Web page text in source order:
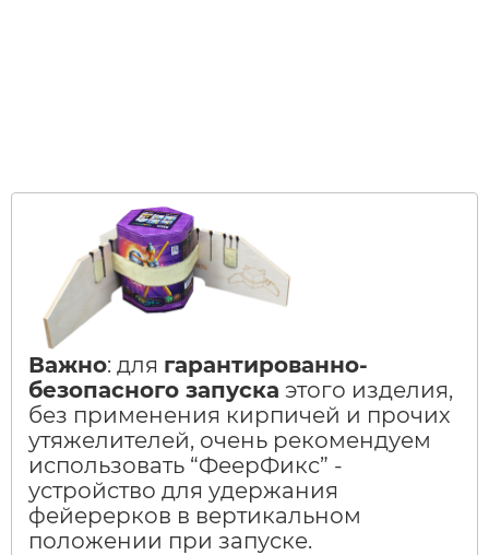
Важно: для гарантированно-
безопасного запуска этого изделия,
без применения кирпичей и прочих
утяжелителей, очень рекомендуем
использовать “ФеерФикс” -
устройство для удержания
фейерерков в вертикальном
положении при запуске.